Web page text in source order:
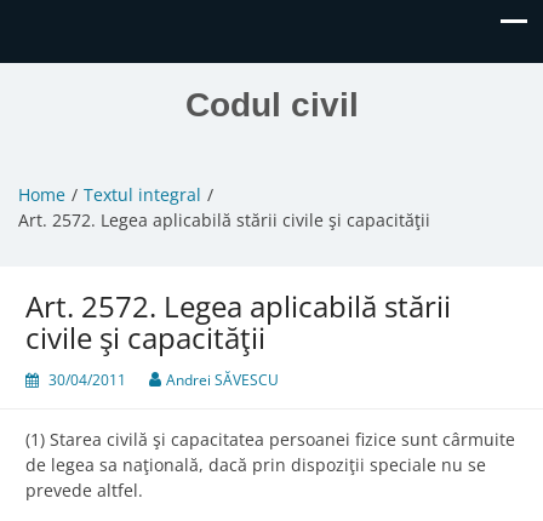
Codul civil
Home
Textul integral
Art. 2572. Legea aplicabilă stării civile şi capacităţii
Art. 2572. Legea aplicabilă stării
civile şi capacităţii
30/04/2011 Andrei SĂVESCU
(1) Starea civilă şi capacitatea persoanei fizice sunt cârmuite
de legea sa naţională, dacă prin dispoziţii speciale nu se
prevede altfel.